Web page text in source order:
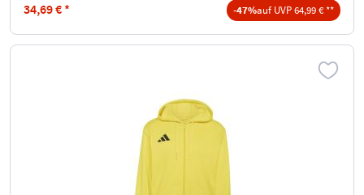
34,69€ * -47%auf UVP 64,99 € **